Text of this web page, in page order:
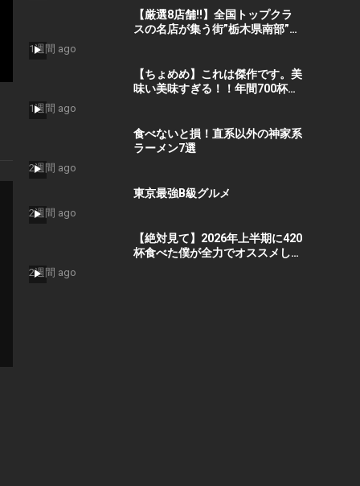
【厳選8店舗!!】全国トップクラ
スの名店が集う街”栃木県南部”の
1週間 ago
【ちょめめ】これは傑作です。美
味い美味すぎる！！年間700杯す
とうかんや【飯テロ】SUSURU
TV.第3322回
1週間 ago
食べないと損！直系以外の神家系
ラーメン7選
2週間 ago
東京最強B級グルメ
2週間 ago
【絶対見て】2026年上半期に420
杯食べた僕が全力でオススメした
2週間 ago